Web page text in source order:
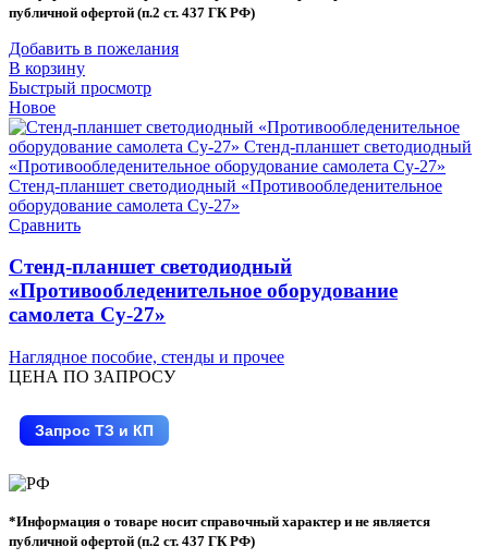
публичной офертой (п.2 ст. 437 ГК РФ)
Добавить в пожелания
В корзину
Быстрый просмотр
Новое
Сравнить
Стенд-планшет светодиодный
«Противообледенительное оборудование
самолета Су-27»
Наглядное пособие, стенды и прочее
ЦЕНА ПО ЗАПРОСУ
Запрос ТЗ и КП
*Информация о товаре носит справочный характер и не является
публичной офертой (п.2 ст. 437 ГК РФ)